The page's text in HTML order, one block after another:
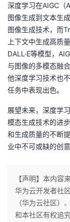
深度学习在AIGC（
图像生成到文本生
图像生成技术，而
上下文中生成高质
DALL·E等模型，
与图像的多模态融
他深度学习技术也
任务中表现出色。
展望未来，深度学
模态生成技术的进
和生成质量的不断
业中不可或缺的创
【声明】本内容
华为云开发者社
（华为云社区）
和本社区有权追